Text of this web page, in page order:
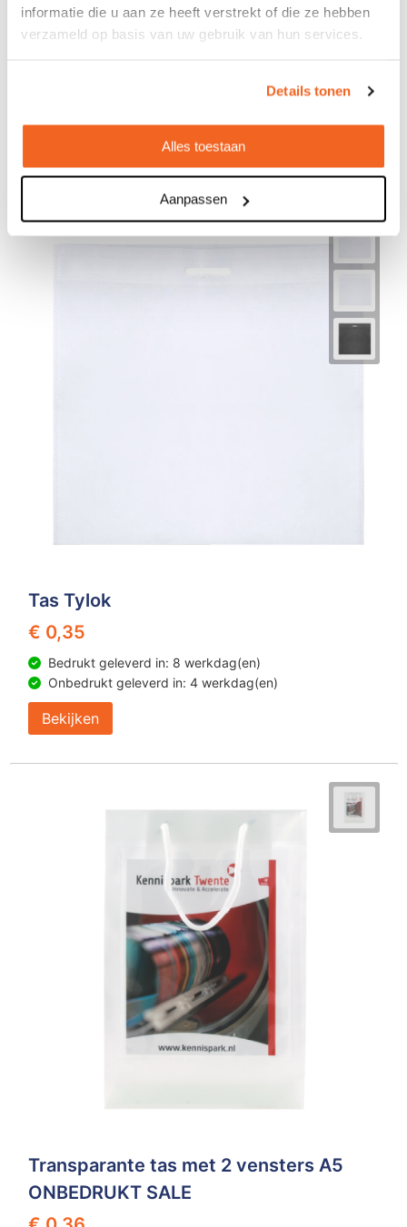
informatie die u aan ze heeft verstrekt of die ze hebben
verzameld op basis van uw gebruik van hun services.
Details tonen
Alles toestaan
Aanpassen
Tas Flezor
Tas Tylok
€ 0,35
Bedrukt geleverd in: 8 werkdag(en)
Onbedrukt geleverd in: 4 werkdag(en)
Bekijken
Transparante tas met 2 vensters A5
ONBEDRUKT SALE